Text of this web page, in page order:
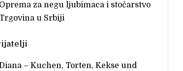
Oprema za negu ljubimaca i stočarstvo
Trgovina u Srbiji
– Kuchen, Torten, Kekse und